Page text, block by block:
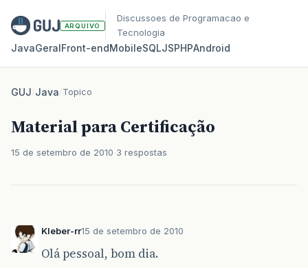
ARQUIVO
Discussoes de Programacao e
Tecnologia
JavaGeralFront‑endMobileSQLJSPHPAndroid
GUJ/Java/Topico
Material para Certificação
15 de setembro de 2010 3 respostas
Kleber-rr15 de setembro de 2010
Olá pessoal, bom dia.